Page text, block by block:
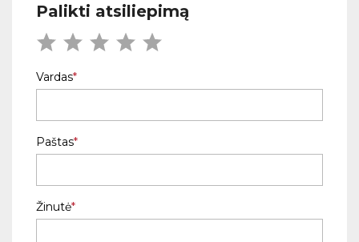
Palikti atsiliepimą
Vardas
Paštas
Žinutė